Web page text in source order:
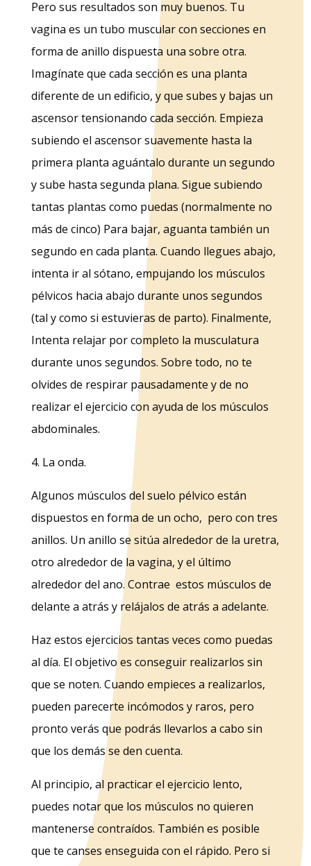
Pero sus resultados son muy buenos. Tu
vagina es un tubo muscular con secciones en
forma de anillo dispuesta una sobre otra.
Imagínate que cada sección es una planta
diferente de un edificio, y que subes y bajas un
ascensor tensionando cada sección. Empieza
subiendo el ascensor suavemente hasta la
primera planta aguántalo durante un segundo
y sube hasta segunda plana. Sigue subiendo
tantas plantas como puedas (normalmente no
más de cinco) Para bajar, aguanta también un
segundo en cada planta. Cuando llegues abajo,
intenta ir al sótano, empujando los músculos
pélvicos hacia abajo durante unos segundos
(tal y como si estuvieras de parto). Finalmente,
Intenta relajar por completo la musculatura
durante unos segundos. Sobre todo, no te
olvides de respirar pausadamente y de no
realizar el ejercicio con ayuda de los músculos
abdominales.
4. La onda.
Algunos músculos del suelo pélvico están
dispuestos en forma de un ocho, pero con tres
anillos. Un anillo se sitúa alrededor de la uretra,
otro alrededor de la vagina, y el último
alrededor del ano. Contrae estos músculos de
delante a atrás y relájalos de atrás a adelante.
Haz estos ejercicios tantas veces como puedas
al día. El objetivo es conseguir realizarlos sin
que se noten. Cuando empieces a realizarlos,
pueden parecerte incómodos y raros, pero
pronto verás que podrás llevarlos a cabo sin
que los demás se den cuenta.
Al principio, al practicar el ejercicio lento,
puedes notar que los músculos no quieren
mantenerse contraídos. También es posible
que te canses enseguida con el rápido. Pero si